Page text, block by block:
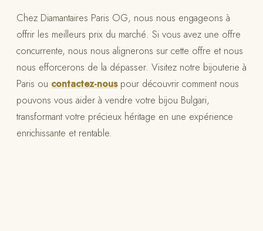
Chez Diamantaires Paris OG, nous nous engageons à
offrir les meilleurs prix du marché. Si vous avez une offre
concurrente, nous nous alignerons sur cette offre et nous
nous efforcerons de la dépasser. Visitez notre bijouterie à
Paris ou contactez-nouspour découvrir comment nous
pouvons vous aider à vendre votre bijou Bulgari,
transformant votre précieux héritage en une expérience
enrichissante et rentable.